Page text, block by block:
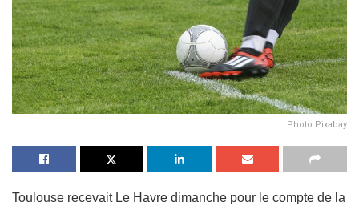
Photo Pixabay
Toulouse recevait Le Havre dimanche pour le compte de la